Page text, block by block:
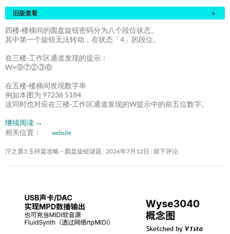
旧版查看 +
四楼·楼梯间的圆盘旋钮密码分为八个段位状态。
其中第一个旋钮无法转动，在状态「4」的段位。
在三楼·工作区通道发现的提示：
W=⑨⑦②③⑥
在五楼·楼梯间发现数字串
例如本图为 97236 5184
这同时也对应在三楼·工作区通道发现的W提示中的前五位数字。
继续阅读 →
相关位置：
website
泞之翼3 玉碎篇攻略 – 圆盘旋钮谜题 2026年7月12日 留下评论